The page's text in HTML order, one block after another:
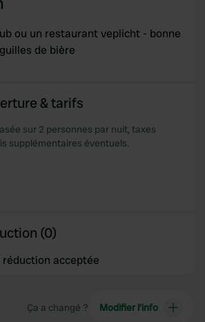
ou un restaurant veplicht - bonne
de bière
& tarifs
sur 2 personnes par nuit, taxes
supplémentaires éventuels.
(0)
acceptée
Ça a changé ? Modifier l’info